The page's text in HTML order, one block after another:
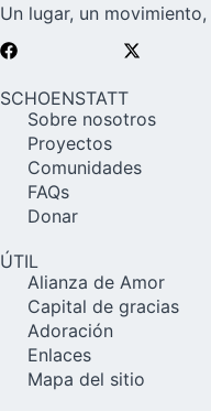
Un lugar, un
SCHOENSTATT
Sobre nosotros
Proyectos
Comunidades
FAQs
Donar
ÚTIL
Alianza de Amor
Capital de gracias
Adoración
Enlaces
Mapa del sitio